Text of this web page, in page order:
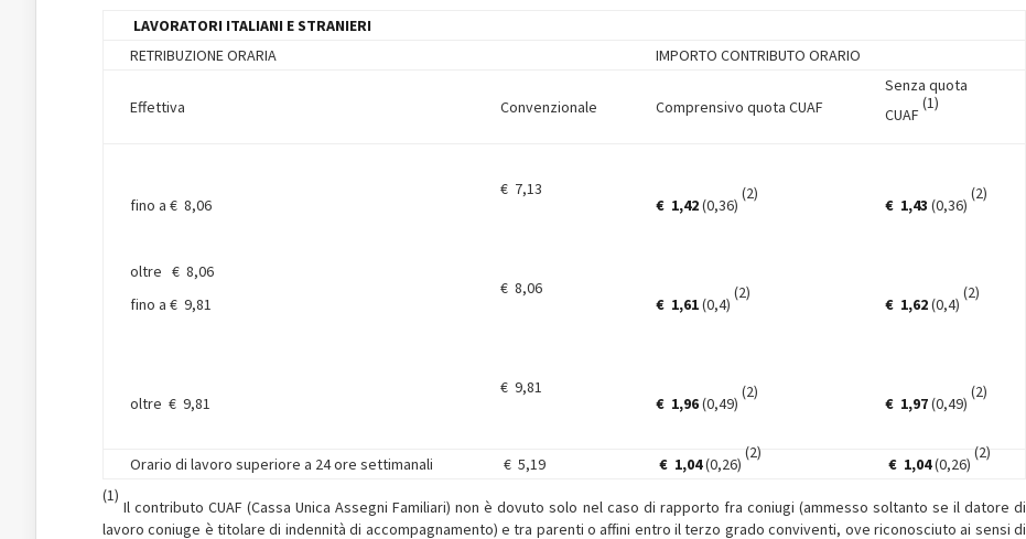
LAVORATORI ITALIANI E STRANIERI
RETRIBUZIONE ORARIA
IMPORTO CONTRIBUTO ORARIO
Effettiva Convenzionale Comprensivo quota CUAF
Senza quota
CUAF
(1)
fino a € 8,06
oltre € 8,06
fino a € 9,81
oltre € 9,81
€ 7,13
€ 8,06
€ 9,81
€ 1,42(0,36)
(2)
€ 1,61(0,4)
(2)
€ 1,96(0,49)
(2)
€ 1,43 (0,36)
(2)
€ 1,62(0,4)
(2)
€ 1,97(0,49)
(2)
Orario di lavoro superiore a 24 ore settimanali € 5,19 € 1,04(0,26)
(2)
€ 1,04(0,26)
(2)
(1)
Il contributo CUAF (Cassa Unica Assegni Familiari) non è dovuto solo nel caso di rapporto fra coniugi (ammesso soltanto se il datore di
lavoro coniuge è titolare di indennità di accompagnamento) e tra parenti o affini entro il terzo grado conviventi, ove riconosciuto ai sensi di